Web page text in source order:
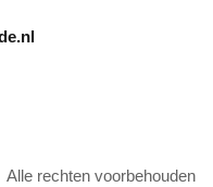
Alle rechten voorbehouden